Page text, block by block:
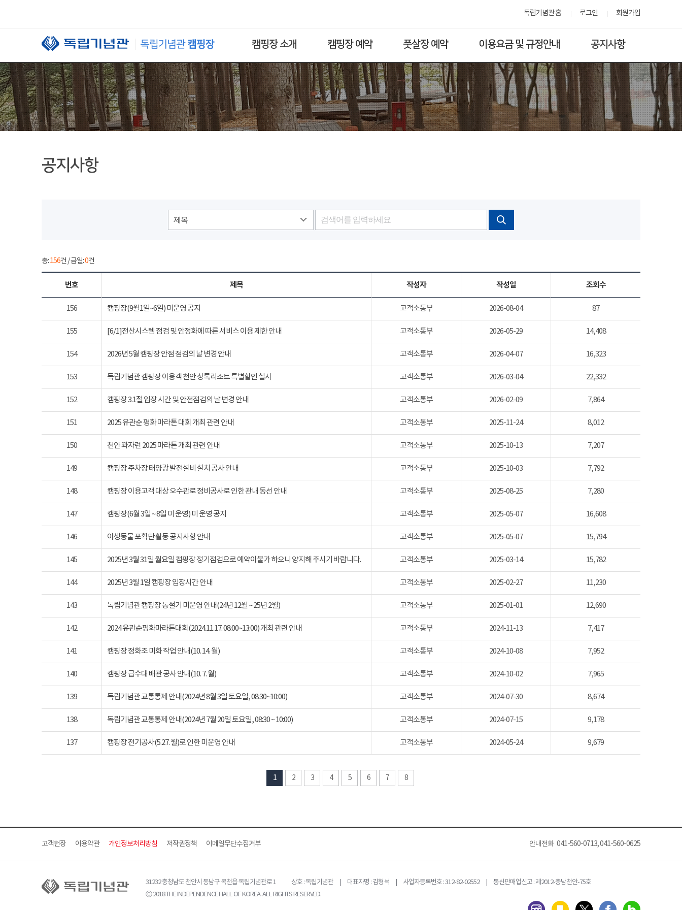
독립기념관 홈 로그인 회원가입
캠핑장 소개 캠핑장 예약 풋살장 예약 이용요금 및 규정안내 공지사항
공지사항
제목
총:156건 / 금일:0건
번호 제목 작성자 작성일 조회수
156 캠핑장(9월1일~6일) 미운영 공지 고객소통부 2026-08-04 87
155 [6/1]전산시스템 점검 및 안정화에 따른 서비스 이용 제한 안내 고객소통부 2026-05-29 14,408
154 2026년 5월 캠핑장 안점 점검의 날 변경 안내 고객소통부 2026-04-07 16,323
153 독립기념관 캠핑장 이용객 천안 상록리조트 특별할인 실시 고객소통부 2026-03-04 22,332
152 캠핑장 3.1절 입장 시간 및 안전점검의 날 변경 안내 고객소통부 2026-02-09 7,864
151 2025 유관순 평화 마라톤 대회 개최 관련 안내 고객소통부 2025-11-24 8,012
150 천안 꽈자런 2025 마라톤 개최 관련 안내 고객소통부 2025-10-13 7,207
149 캠핑장 주차장 태양광 발전설비 설치 공사 안내 고객소통부 2025-10-03 7,792
148 캠핑장 이용고객 대상 오수관로 정비공사로 인한 관내 동선 안내 고객소통부 2025-08-25 7,280
147 캠핑장(6월 3일 ~ 8일 미 운영) 미 운영 공지 고객소통부 2025-05-07 16,608
146 야생동물 포획단 활동 공지사항 안내 고객소통부 2025-05-07 15,794
145 2025년 3월 31일 월요일 캠핑장 정기점검으로 예약이불가 하오니 양지해 주시기 바랍니다. 고객소통부 2025-03-14 15,782
144 2025년 3월 1일 캠핑장 입장시간 안내 고객소통부 2025-02-27 11,230
143 독립기념관 캠핑장 동절기 미운영 안내(24년 12월 ~ 25년 2월) 고객소통부 2025-01-01 12,690
142 2024 유관순평화마라톤대회(2024.11.17. 08:00~13:00) 개최 관련 안내 고객소통부 2024-11-13 7,417
141 캠핑장 정화조 미화 작업 안내(10. 14. 월) 고객소통부 2024-10-08 7,952
140 캠핑장 급수대 배관 공사 안내(10. 7. 월) 고객소통부 2024-10-02 7,965
139 독립기념관 교통통제 안내(2024년 8월 3일 토요일, 08:30~10:00) 고객소통부 2024-07-30 8,674
138 독립기념관 교통통제 안내(2024년 7월 20일 토요일, 08:30 ~ 10:00) 고객소통부 2024-07-15 9,178
137 캠핑장 전기공사(5.27. 월)로 인한 미운영 안내 고객소통부 2024-05-24 9,679
1 2 3 4 5 6 7 8
고객헌장 이용약관 개인정보처리방침 저작권정책 이메일무단수집거부 안내전화 041-560-0713, 041-560-0625
31232 충청남도 천안시 동남구 목천읍 독립기념관로 1
상호 : 독립기념관 | 대표자명 : 김형석 | 사업자등록번호 : 312-82-02552 | 통신판매업신고 : 제2012-충남천안-75호
ⓒ 2018 THE INDEPENDENCE HALL OF KOREA. ALL RIGHTS RESERVED.